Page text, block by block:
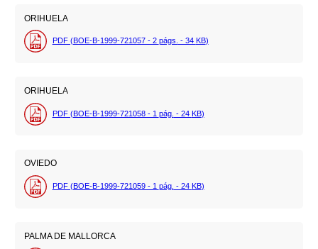
ORIHUELA
PDF (BOE-B-1999-721057 - 2 págs. - 34 KB)
ORIHUELA
PDF (BOE-B-1999-721058 - 1 pág. - 24 KB)
OVIEDO
PDF (BOE-B-1999-721059 - 1 pág. - 24 KB)
PALMA DE MALLORCA